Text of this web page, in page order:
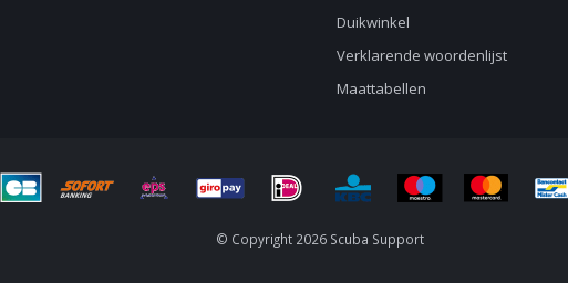
Duikwinkel
Verklarende woordenlijst
Maattabellen
© Copyright 2026 Scuba Support